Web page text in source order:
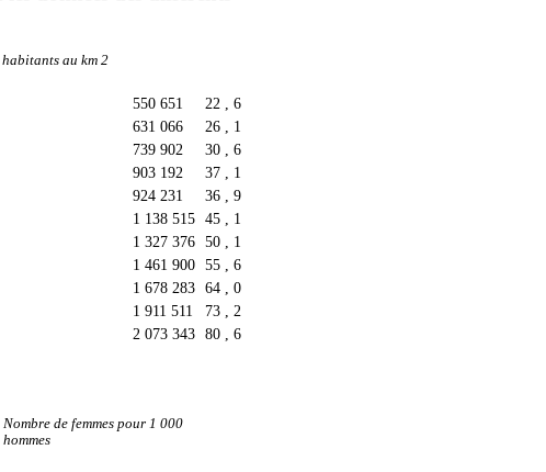
au km 2
550 651
22 , 6
631 066
26 , 1
739 902
30 , 6
903 192
37 , 1
924 231
36 , 9
1 138 515 45 , 1
1 327 376 50 , 1
1 461 900 55 , 6
1 678 283 64 , 0
1 911 511
73 , 2
2 073 343 80 , 6
Nombre de femmes pour 1 000
hommes